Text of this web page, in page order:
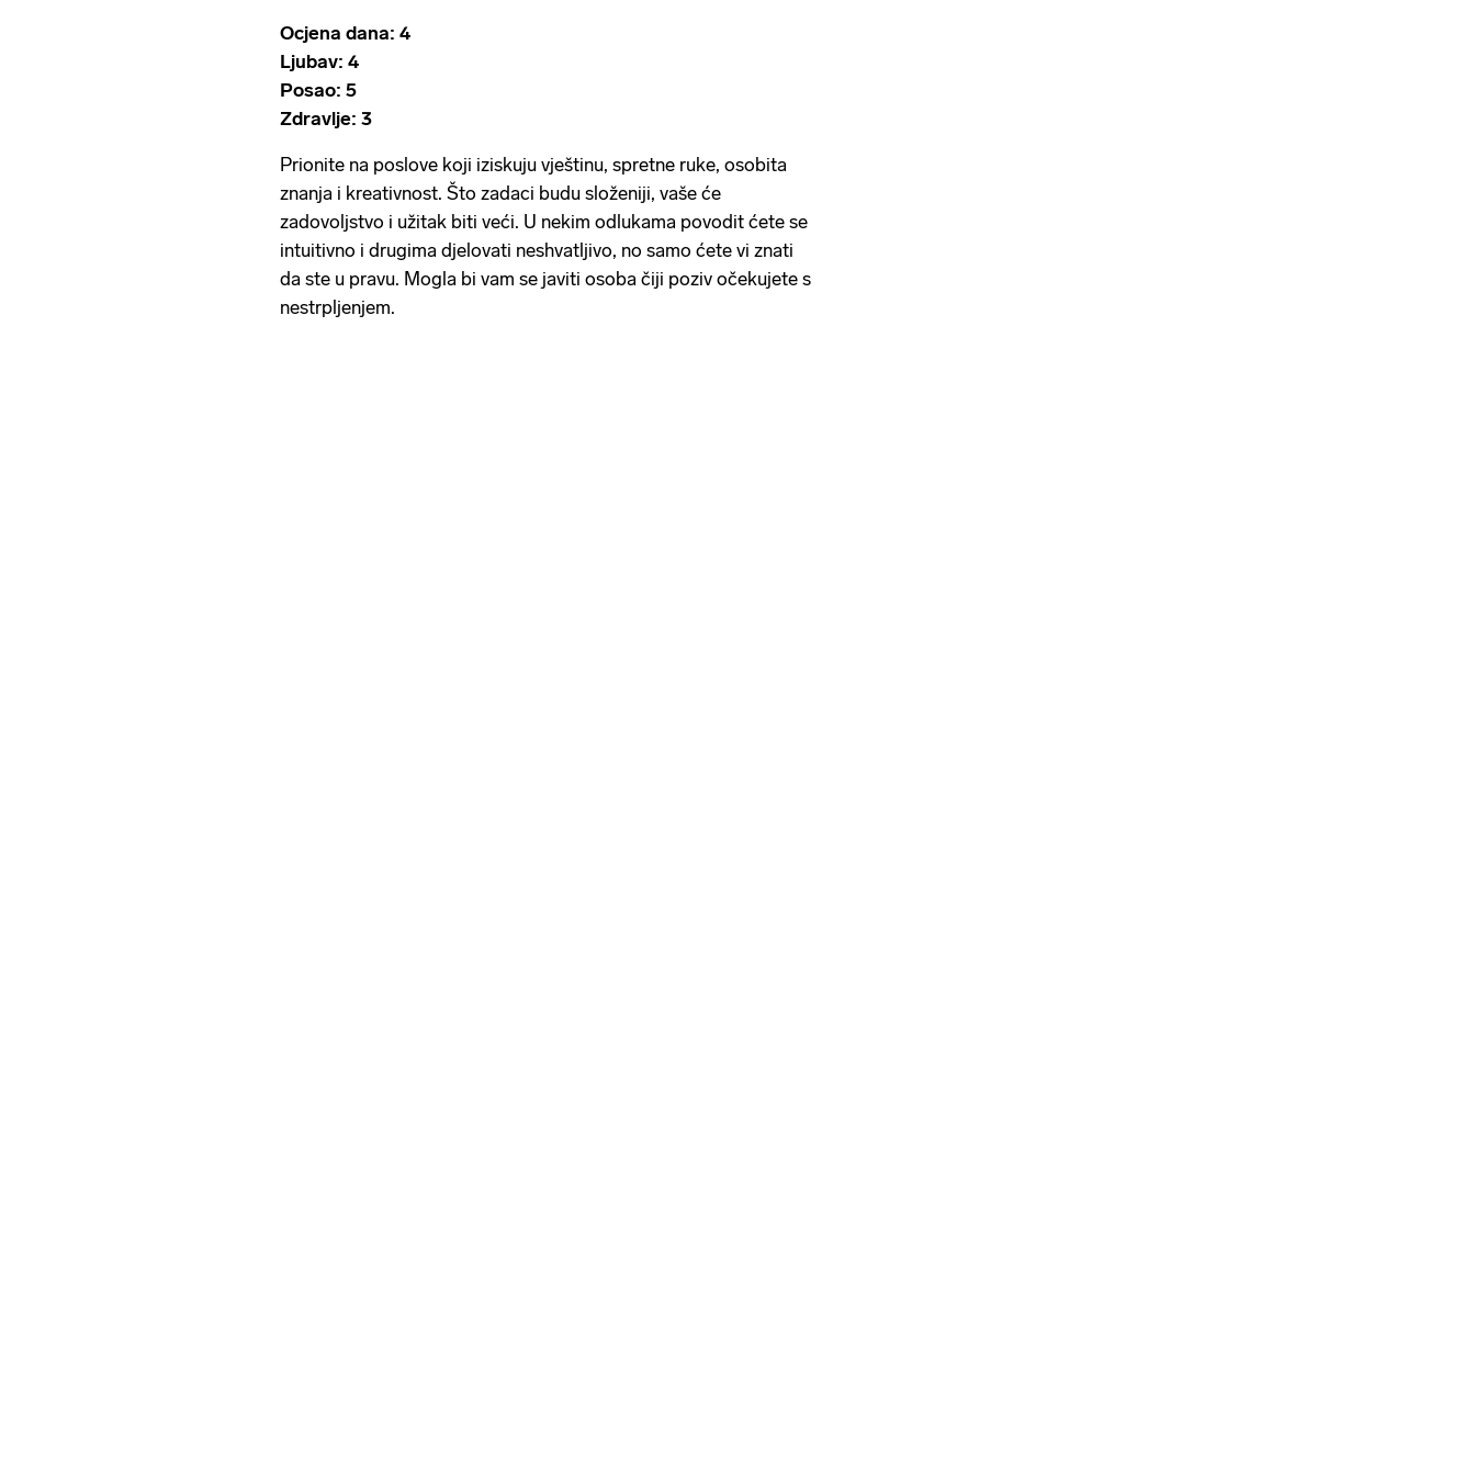
Ocjena dana: 4
Ljubav: 4
Posao: 5
Zdravlje: 3
Prionite na poslove koji iziskuju vještinu, spretne ruke, osobita
znanja i kreativnost. Što zadaci budu složeniji, vaše će
zadovoljstvo i užitak biti veći. U nekim odlukama povodit ćete se
intuitivno i drugima djelovati neshvatljivo, no samo ćete vi znati
da ste u pravu. Mogla bi vam se javiti osoba čiji poziv očekujete s
nestrpljenjem.